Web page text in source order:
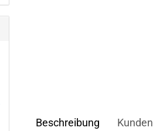
Beschreibung